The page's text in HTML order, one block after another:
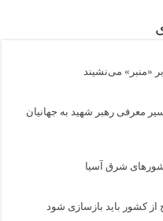
«منبر» می‌نشیند
معرفی رهبر شهید به جهانیان
شرق آسیا
از کشور باید بازسازی شود